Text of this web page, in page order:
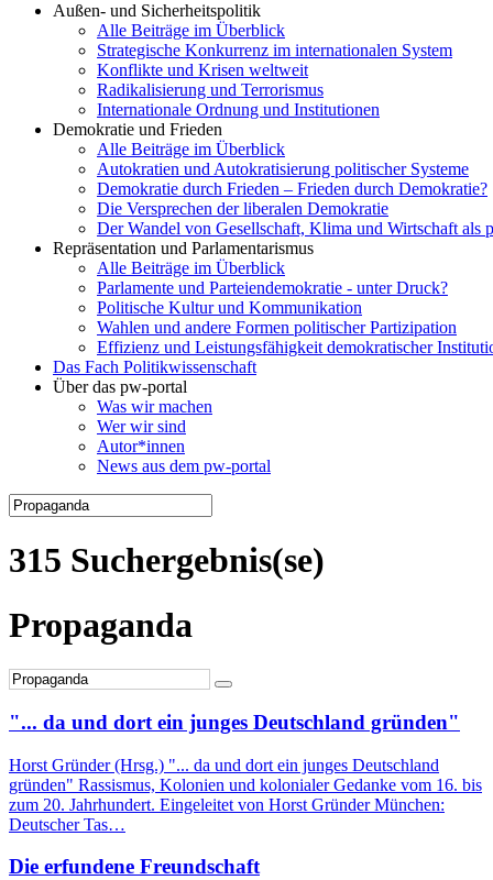
Außen- und Sicherheitspolitik
Alle Beiträge im Überblick
Strategische Konkurrenz im internationalen System
Konflikte und Krisen weltweit
Radikalisierung und Terrorismus
Internationale Ordnung und Institutionen
Demokratie und Frieden
Alle Beiträge im Überblick
Autokratien und Autokratisierung politischer Systeme
Demokratie durch Frieden – Frieden durch Demokratie?
Die Versprechen der liberalen Demokratie
Der Wandel von Gesellschaft, Klima und Wirtschaft als
Repräsentation und Parlamentarismus
Alle Beiträge im Überblick
Parlamente und Parteiendemokratie - unter Druck?
Politische Kultur und Kommunikation
Wahlen und andere Formen politischer Partizipation
Effizienz und Leistungsfähigkeit demokratischer
Das Fach Politikwissenschaft
Über das pw-portal
Was wir machen
Wer wir sind
Autor*innen
News aus dem pw-portal
315 Suchergebnis(se)
Propaganda
"... da und dort ein junges Deutschland gründen"
Horst Gründer (Hrsg.) "... da und dort ein junges Deutschland
gründen" Rassismus, Kolonien und kolonialer Gedanke vom 16. bis
zum 20. Jahrhundert. Eingeleitet von Horst Gründer München:
Deutscher Tas…
Die erfundene Freundschaft